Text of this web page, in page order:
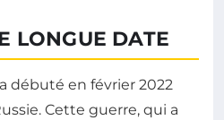
LONGUE DATE
débuté en février 2022
Cette guerre, qui a